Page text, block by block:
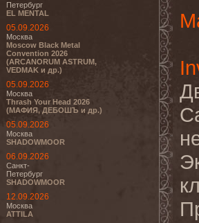
Петербург
EL MENTAL
05.09.2026
Москва
Moscow Black Metal
Convention 2026
(ARCANORUM ASTRUM,
VEDMAK и др.)
05.09.2026
Москва
Thrash Your Head 2026
(МАФИЯ, ДЕБОШЪ и др.)
05.09.2026
Москва
SHADOWMOOR
06.09.2026
Санкт-
Петербург
SHADOWMOOR
12.09.2026
Москва
ATTILA